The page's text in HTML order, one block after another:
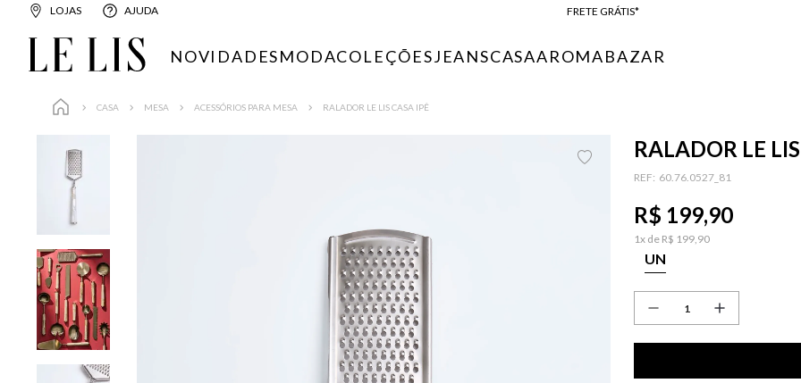
LOJAS AJUDA
COMPRE ONLINE E RETIRE EM LOJA*
10% OFF NA PRIMEIRA COMPRA*
NOVIDADESMODACOLEÇÕESJEANSCASAAROMABAZAR
CASA MESA ACESSÓRIOS PARA MESA RALADOR LE LIS CASA IPÊ
RALADOR LE
: 60.76.0527_81
R$ 199,90
1x de R$ 199,90
UN